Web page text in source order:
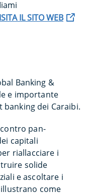
IL SITO WEB
Banking &
e importante
dei Caraibi.
pan-
capitali
riallacciare i
solide
e ascoltare i
come